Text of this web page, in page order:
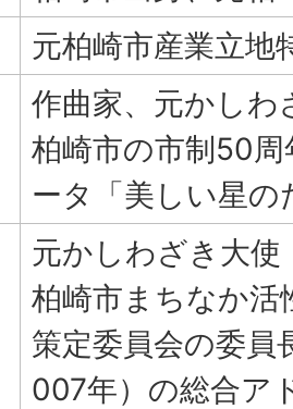
元柏崎市産業立地
作曲家、元かしわ
柏崎市の市制50
ータ「美しい星の
元かしわざき大使
柏崎市まちなか
策定委員会の委員
007年）の総合ア